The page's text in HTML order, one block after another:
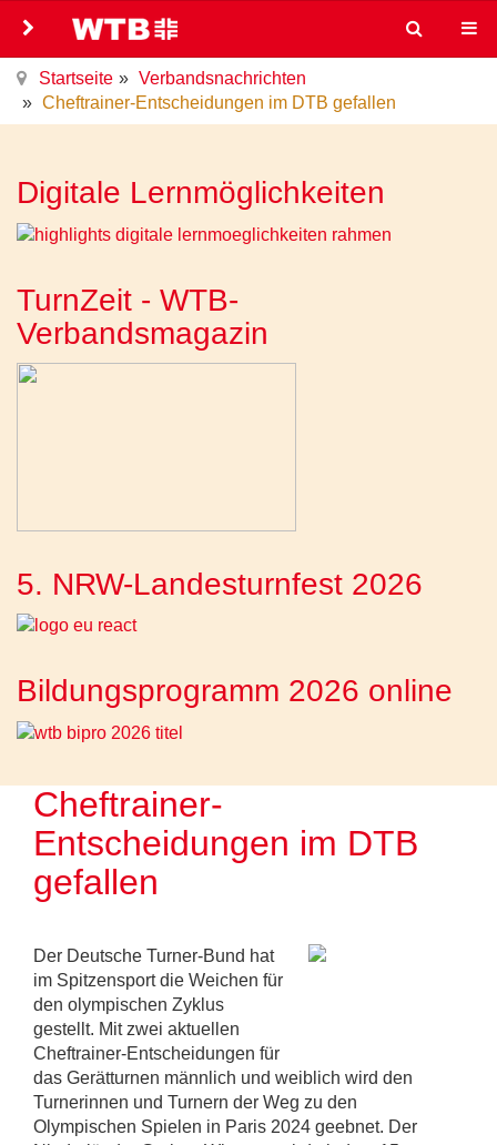
Startseite
Verbandsnachrichten
Cheftrainer-Entscheidungen im DTB gefallen
Digitale Lernmöglichkeiten
TurnZeit - WTB-
Verbandsmagazin
5. NRW-Landesturnfest 2026
Bildungsprogramm 2026 online
Cheftrainer-
Entscheidungen im DTB
gefallen
Der Deutsche Turner-Bund hat
im Spitzensport die Weichen für
den olympischen Zyklus
gestellt. Mit zwei aktuellen
Cheftrainer-Entscheidungen für
das Gerätturnen männlich und weiblich wird den
Turnerinnen und Turnern der Weg zu den
Olympischen Spielen in Paris 2024 geebnet. Der